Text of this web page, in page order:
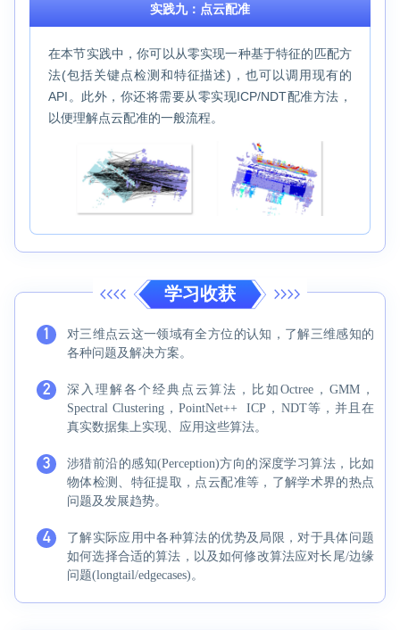
实践九：点云配准
在本节实践中，你可以从零实现一种基于特征的匹配方
法(包括关键点检测和特征描述)，也可以调用现有的
API。此外，你还将需要从零实现ICP/NDT配准方法，
以便理解点云配准的一般流程。
学习收获
1
对三维点云这一领域有全方位的认知，了解三维感知的
各种问题及解决方案。
2
深入理解各个经典点云算法，比如Octree，GMM，
Spectral Clustering，PointNet++ ICP，NDT等，并且在
真实数据集上实现、应用这些算法。
3
涉猎前沿的感知(Perception)方向的深度学习算法，比如
物体检测、特征提取，点云配准等，了解学术界的热点
问题及发展趋势。
4
了解实际应用中各种算法的优势及局限，对于具体问题
如何选择合适的算法，以及如何修改算法应对长尾/边缘
问题(longtail/edgecases)。